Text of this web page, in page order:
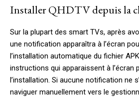
Installer QHDTV depuis la
Sur la plupart des smart TVs, après
une notification apparaîtra à l’écran
l’installation automatique du fichier
instructions qui apparaissent à l’écran
l’installation. Si aucune notification ne
naviguer manuellement vers le